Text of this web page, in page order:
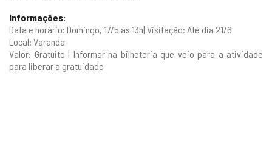
Informações:
Data e horário: Domingo, 17/5 às 13h| Visitação: Até dia 21/6
Local: Varanda
Valor: Gratuito | Informar na bilheteria que veio para a atividade
para liberar a gratuidade